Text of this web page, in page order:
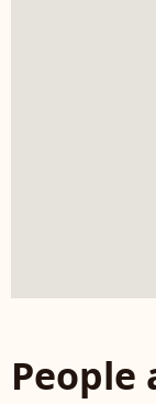
People